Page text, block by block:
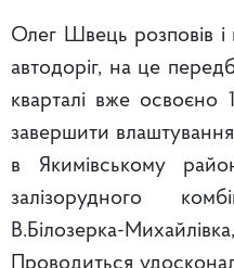
Олег Швець розповів
автодоріг, на це
кварталі вже освоєно
завершити
в Якимівському
залізорудного
В.Білозерка-
Проводиться